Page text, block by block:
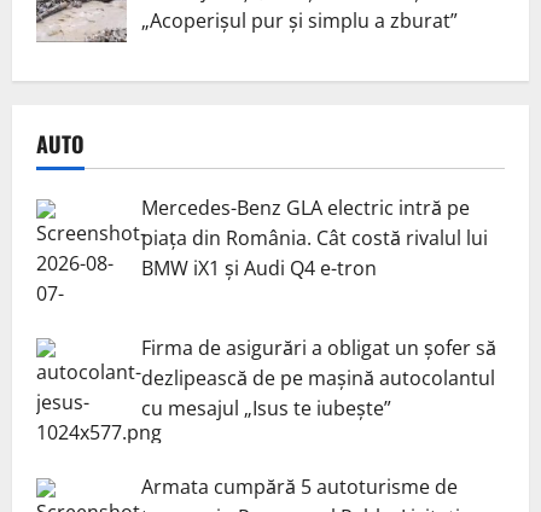
„Acoperișul pur și simplu a zburat”
AUTO
Mercedes-Benz GLA electric intră pe
piața din România. Cât costă rivalul lui
BMW iX1 și Audi Q4 e-tron
Firma de asigurări a obligat un șofer să
dezlipească de pe mașină autocolantul
cu mesajul „Isus te iubește”
Armata cumpără 5 autoturisme de